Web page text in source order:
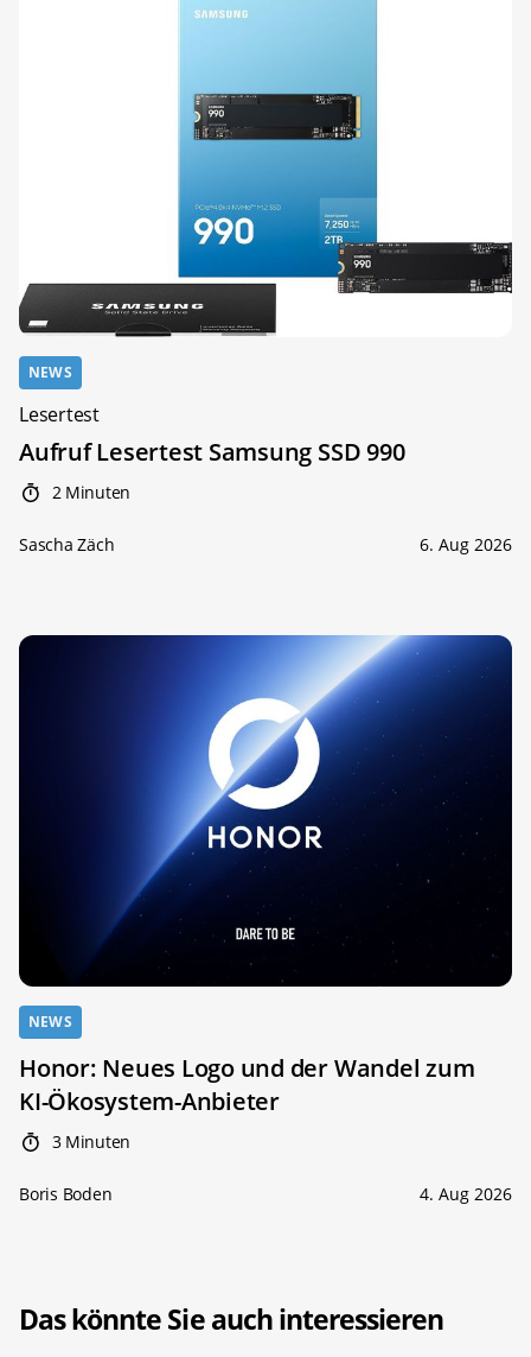
NEWS
Lesertest
Aufruf Lesertest Samsung SSD 990
2 Minuten
Sascha Zäch 6. Aug 2026
NEWS
Honor: Neues Logo und der Wandel zum
KI-Ökosystem-Anbieter
3 Minuten
Boris Boden 4. Aug 2026
Das könnte Sie auch interessieren